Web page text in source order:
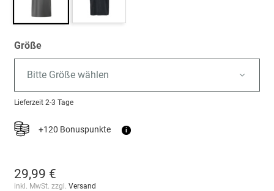
Größe
Bitte Größe wählen
Lieferzeit 2-3 Tage
+120 Bonuspunkte i
29,99 €
inkl. MwSt. zzgl. Versand